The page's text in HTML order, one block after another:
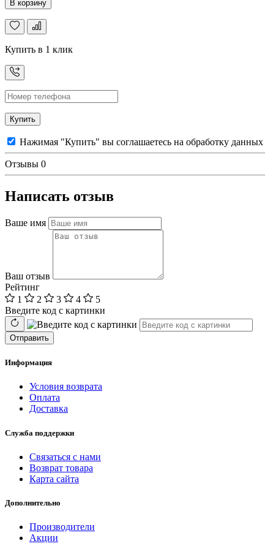
В корзину
Купить в 1 клик
Купить
Нажимая "Купить" вы соглашаетесь на обработку данных
Отзывы 0
Написать отзыв
Ваше имя
Ваш отзыв
Рейтинг
1
2 3 4
5
Введите код с картинки
Отправить
Информация
Условия возврата
Оплата
Доставка
Служба поддержки
Связаться с нами
Возврат товара
Карта сайта
Дополнительно
Производители
Акции